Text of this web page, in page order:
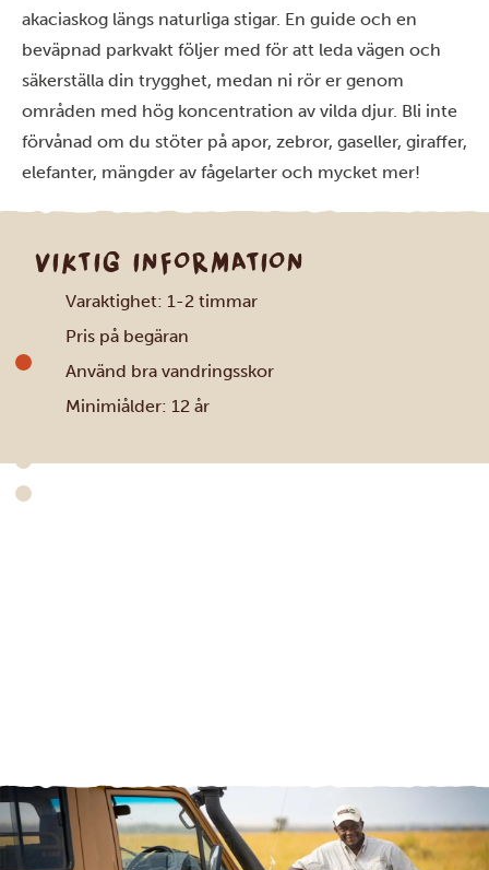
akaciaskog längs naturliga stigar. En guide och en
beväpnad parkvakt följer med för att leda vägen och
säkerställa din trygghet, medan ni rör er genom
områden med hög koncentration av vilda djur. Bli inte
förvånad om du stöter på apor, zebror, gaseller, giraffer,
elefanter, mängder av fågelarter och mycket mer!
VIKTIG INFORMATION
Varaktighet: 1-2 timmar
Pris på begäran
Använd bra vandringsskor
Minimiålder: 12 år